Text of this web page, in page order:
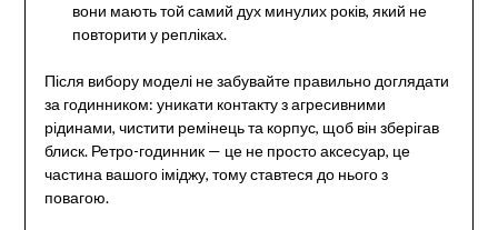
вони мають той самий дух минулих років, який не
повторити у репліках.
Після вибору моделі не забувайте правильно доглядати
за годинником: уникати контакту з агресивними
рідинами, чистити ремінець та корпус, щоб він зберігав
блиск. Ретро-годинник — це не просто аксесуар, це
частина вашого іміджу, тому ставтеся до нього з
повагою.